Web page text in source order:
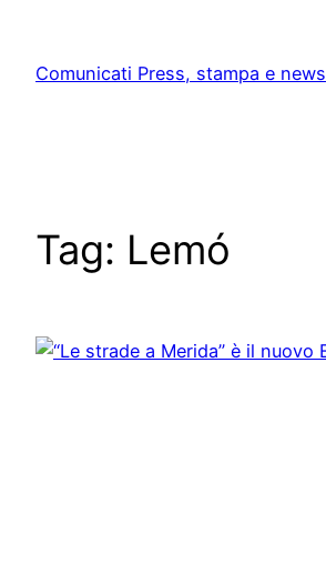
content
Comunicati Press, stampa e news
Tag: Lemó